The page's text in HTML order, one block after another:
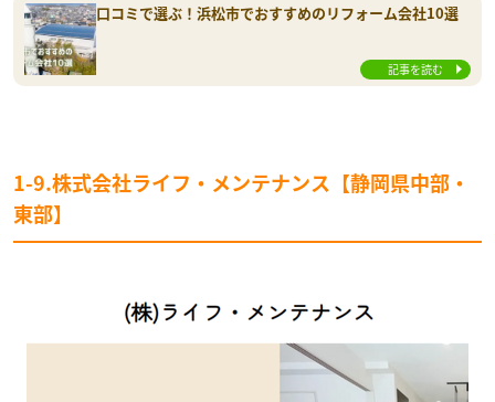
口コミで選ぶ！浜松市でおすすめのリフォーム会社10選
記事を読む
1-9.株式会社ライフ・メンテナンス【静岡県中部・
東部】